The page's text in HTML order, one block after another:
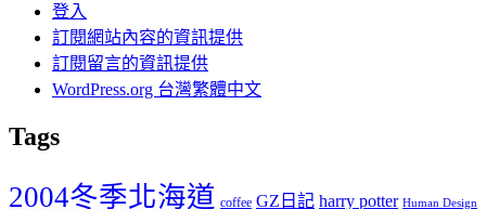
登入
訂閱網站內容的資訊提供
訂閱留言的資訊提供
WordPress.org 台灣繁體中文
Tags
2004冬季北海道 coffee GZ日記 harry potter Human Design